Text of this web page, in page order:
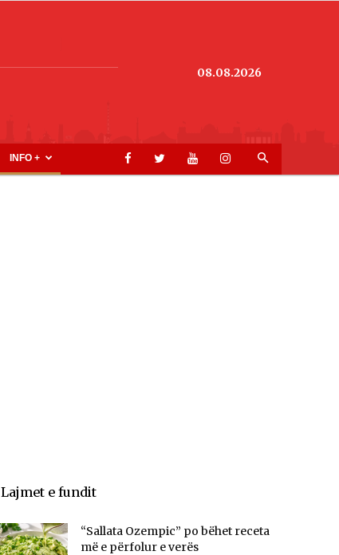
08.08.2026
INFO +
Lajmet e fundit
“Sallata Ozempic” po bëhet receta
më e përfolur e verës